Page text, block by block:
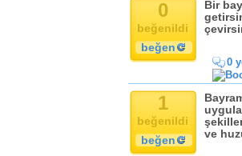
0
beğenildi
beğen
Bir
0
1
beğenildi
beğen
ve